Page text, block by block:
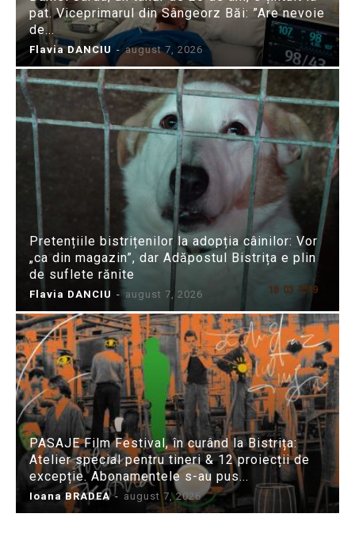
pat. Viceprimarul din Sângeorz Băi: ”Are nevoie
de...
Flavia DANCIU - august 7, 2026
Pretențiile bistrițenilor la adopția câinilor: Vor
„ca din magazin”, dar Adăpostul Bistrița e plin
de suflete rănite
Flavia DANCIU - august 7, 2026
PASAJE Film Festival, în curând la Bistrița:
Atelier special pentru tineri & 12 proiecții de
excepție. Abonamentele s-au pus...
Ioana BRADEA - august 7, 2026